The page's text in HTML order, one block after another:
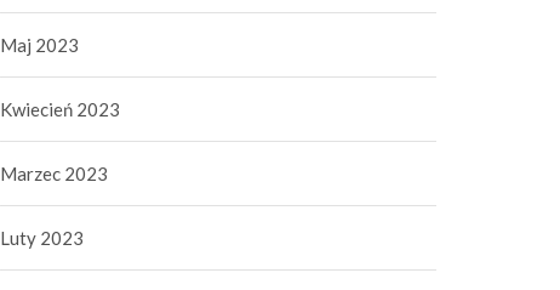
Maj 2023
Kwiecień 2023
Marzec 2023
Luty 2023